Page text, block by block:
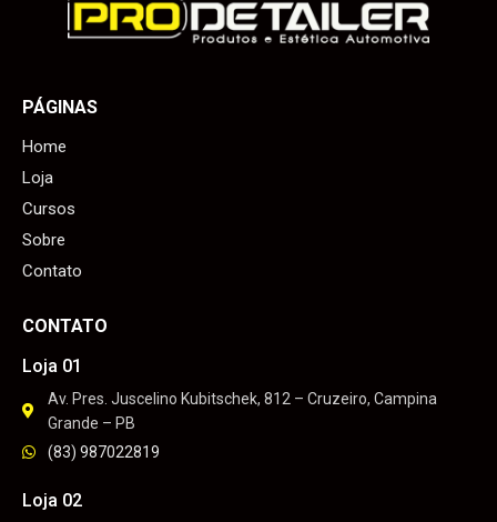
PÁGINAS
Home
Loja
Cursos
Sobre
Contato
CONTATO
Loja 01
Av. Pres. Juscelino Kubitschek, 812 – Cruzeiro, Campina
Grande – PB
(83) 987022819
Loja 02